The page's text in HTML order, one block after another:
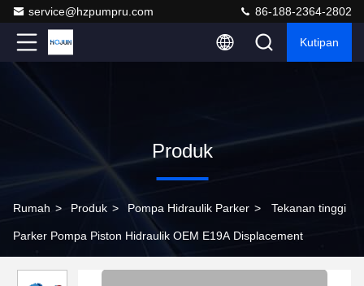
service@hzpumpru.com 86-188-2364-2802
Kutipan
Produk
Rumah > Produk > Pompa Hidraulik Parker > Tekanan tinggi
Parker Pompa Piston Hidraulik OEM E19A Displacement